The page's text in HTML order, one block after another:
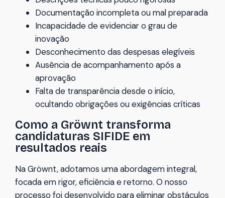
Documentação incompleta ou mal preparada
Incapacidade de evidenciar o grau de
inovação
Desconhecimento das despesas elegíveis
Ausência de acompanhamento após a
aprovação
Falta de transparência desde o início,
ocultando obrigações ou exigências críticas
Como a Gröwnt transforma
candidaturas SIFIDE em
resultados reais
Na Gröwnt, adotamos uma abordagem integral,
focada em rigor, eficiência e retorno. O nosso
processo foi desenvolvido para eliminar obstáculos